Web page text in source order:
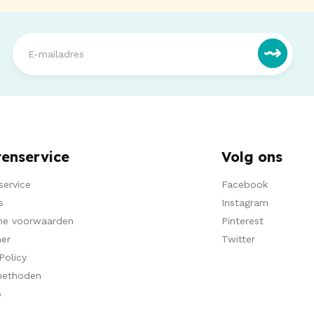
voorwaarden
Volg ons
Facebook
Instagram
Pinterest
Twitter